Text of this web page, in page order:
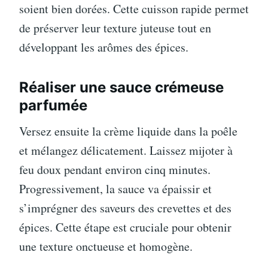
soient bien dorées. Cette cuisson rapide permet
de préserver leur texture juteuse tout en
développant les arômes des épices.
Réaliser une sauce crémeuse
parfumée
Versez ensuite la crème liquide dans la poêle
et mélangez délicatement. Laissez mijoter à
feu doux pendant environ cinq minutes.
Progressivement, la sauce va épaissir et
s’imprégner des saveurs des crevettes et des
épices. Cette étape est cruciale pour obtenir
une texture onctueuse et homogène.